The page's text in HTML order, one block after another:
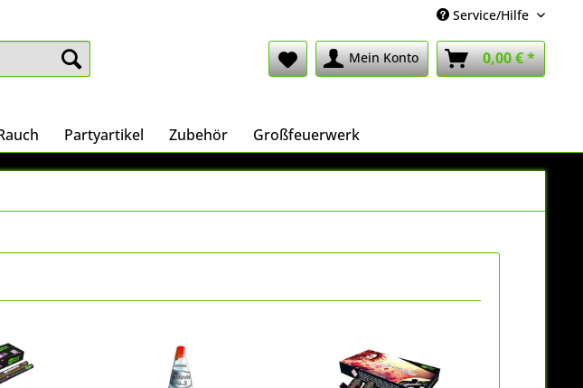
Service/Hilfe
Mein Konto 0,00 € *
Partyartikel Zubehör Großfeuerwerk